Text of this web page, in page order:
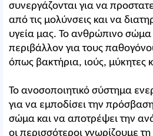
συνεργάζονται για να
από τις μολύνσεις και να
υγεία μας. Το ανθρώπινο σώμα
περιβάλλον για τους
όπως βακτήρια, ιούς, μύκητες
Το ανοσοποιητικό σύστημα
για να εμποδίσει την
σώμα και να αποτρέψει την
οι περισσότεροι γνωρίζουμε